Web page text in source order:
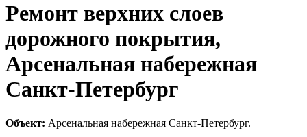
Ремонт верхних слоев
дорожного покрытия,
Арсенальная набережная
Санкт-Петербург
Объект: Арсенальная набережная Санкт-Петербург.